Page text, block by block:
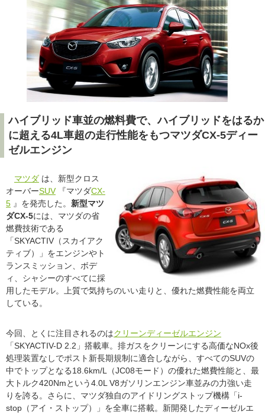
ハイブリッド車並の燃料費で、ハイブリッドをはるか
に超える4L車超の走行性能をもつマツダCX-5ディー
ゼルエンジン
マツダ は、新型クロス
オーバーSUV 『マツダCX-
5 』を発売した。 新型マツ
ダCX-5には、マツダの省
燃費技術である
「SKYACTIV（スカイアク
ティブ）」をエンジンやト
ランスミッション、ボデ
ィ、シャシーのすべてに採
用したモデル。上質で気持ちのいい走りと、優れた燃費性能を両立
している。
今回、とくに注目されるのはクリーンディーゼルエンジン
「SKYACTIV-D 2.2」搭載車。排ガスをクリーンにする高価なNOx後
処理装置なしでポスト新長期規制に適合しながら、すべてのSUVの
中でトップとなる18.6km/L（JC08モード）の優れた燃費性能と、最
大トルク420Nmという4.0L V8ガソリンエンジン車並みの力強い走
りを誇る。さらに、マツダ独自のアイドリングストップ機構「i-
stop（アイ・ストップ）」を全車に搭載。新開発したディーゼルエ